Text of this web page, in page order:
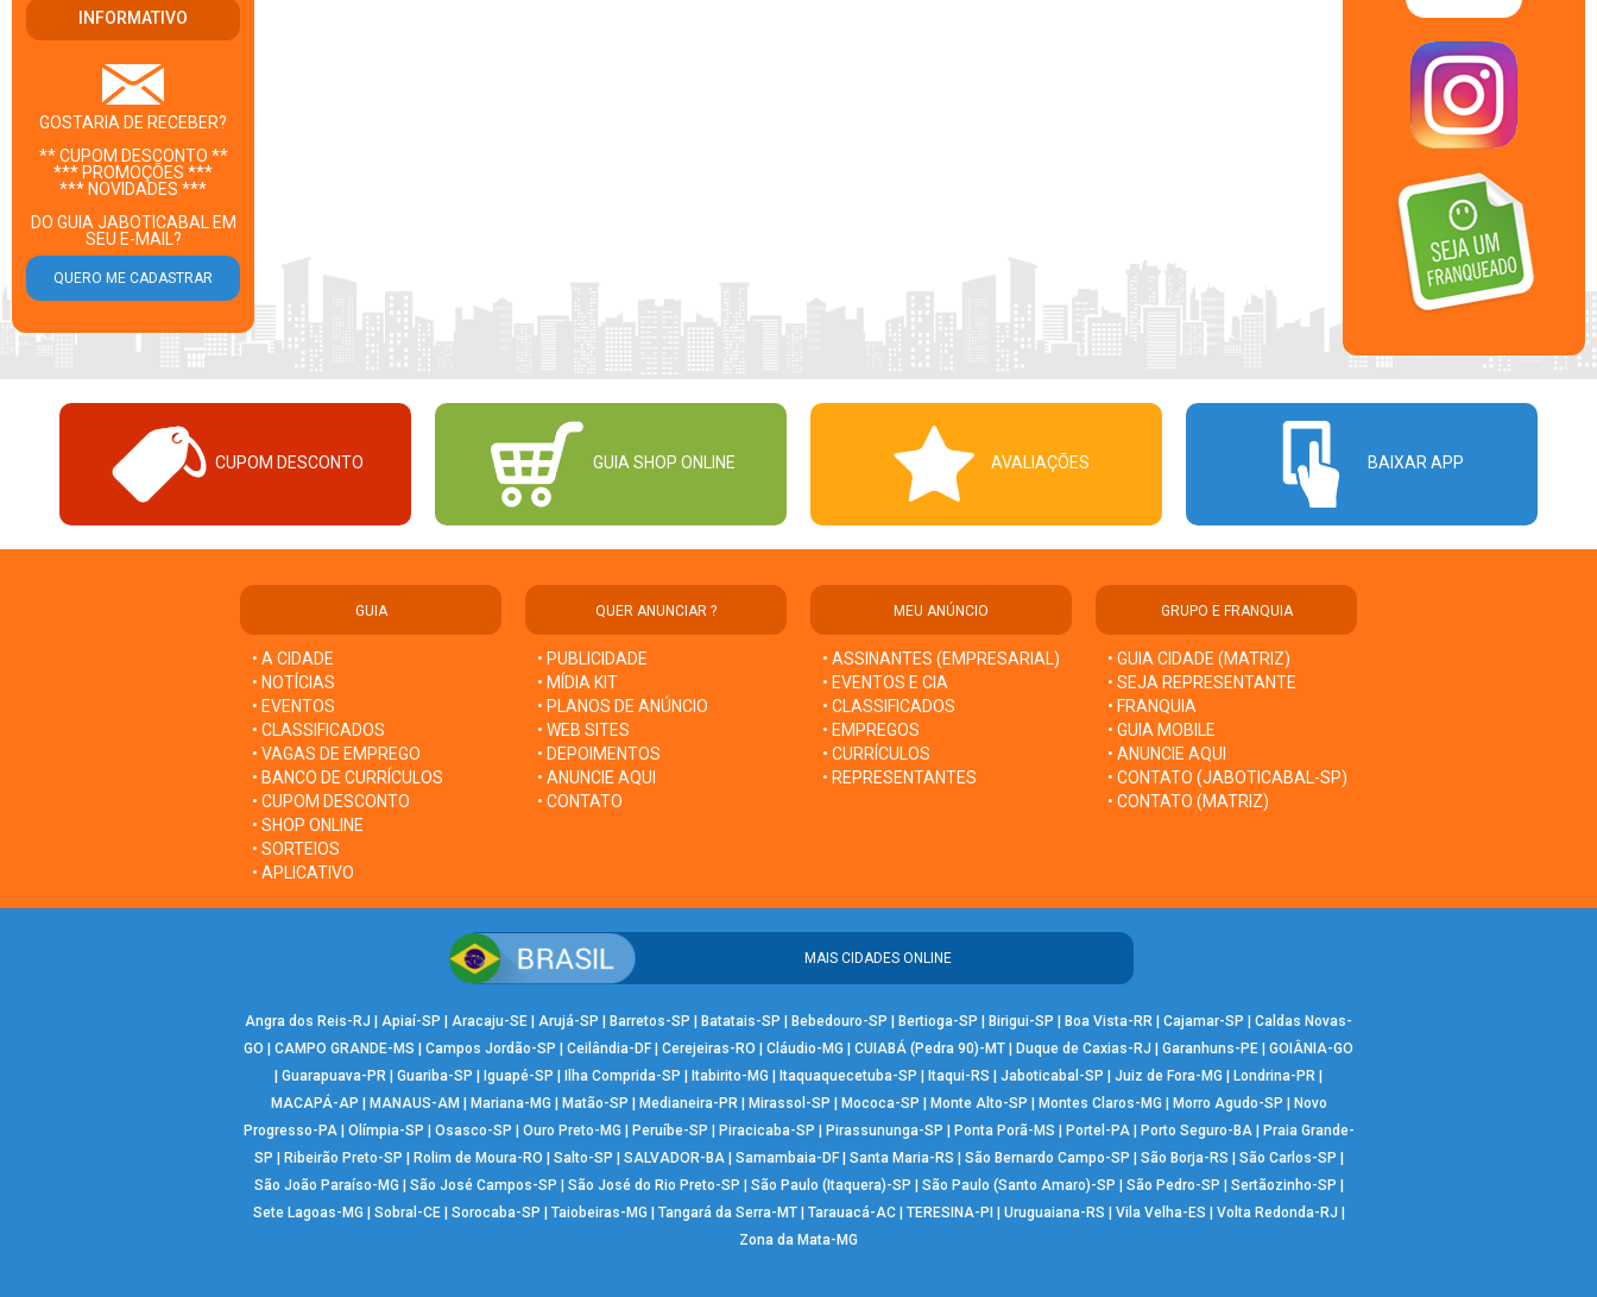
INFORMATIVO
GOSTARIA DE RECEBER?
** CUPOM DESCONTO **
*** PROMOÇÕES ***
*** NOVIDADES ***
DO GUIA JABOTICABAL EM
SEU E-MAIL?
CUPOM DESCONTO GUIA SHOP ONLINE AVALIAÇÕES BAIXAR APP
GUIA
• A CIDADE
• NOTÍCIAS
• EVENTOS
• CLASSIFICADOS
• VAGAS DE EMPREGO
• BANCO DE CURRÍCULOS
• CUPOM DESCONTO
• SHOP ONLINE
• SORTEIOS
• APLICATIVO
QUER ANUNCIAR ?
• PUBLICIDADE
• MÍDIA KIT
• PLANOS DE ANÚNCIO
• WEB SITES
• DEPOIMENTOS
• ANUNCIE AQUI
• CONTATO
MEU ANÚNCIO
• ASSINANTES (EMPRESARIAL)
• EVENTOS E CIA
• CLASSIFICADOS
• EMPREGOS
• CURRÍCULOS
• REPRESENTANTES
GRUPO E FRANQUIA
• GUIA CIDADE (MATRIZ)
• SEJA REPRESENTANTE
• FRANQUIA
• GUIA MOBILE
• ANUNCIE AQUI
• CONTATO (JABOTICABAL-SP)
• CONTATO (MATRIZ)
MAIS CIDADES ONLINE
Angra dos Reis-RJ Apiaí-SP Aracaju-SE Arujá-SP Barretos-SP Batatais-SP Bebedouro-SP Bertioga-SP Birigui-SP Boa Vista-RR Cajamar-SP
Caldas Novas-
GO
CAMPO GRANDE-MS Campos Jordão-SP Ceilândia-DF Cerejeiras-RO Cláudio-MG CUIABÁ (Pedra 90)-MT Duque de Caxias-RJ Garanhuns-PE
GOIÂNIA-GO
Guarapuava-PR Guariba-SP Iguapé-SP Ilha Comprida-SP Itabirito-MG Itaquaquecetuba-SP Itaqui-RS Jaboticabal-SP Juiz de Fora-MG Londrina-PR
MACAPÁ-AP
MANAUS-AM Mariana-MG Matão-SP Medianeira-PR| Mirassol-SP Mococa-SP Monte Alto-SP Montes Claros-MG Morro Agudo-SP
Novo
Progresso-PA| Olímpia-SP Osasco-SP Ouro Preto-MG Peruíbe-SP Piracicaba-SP Pirassununga-SP Ponta Porã-MS Portel-PA| Porto Seguro-BA|
Praia Grande-
SP
Ribeirão Preto-SP Rolim de Moura-RO Salto-SP SALVADOR-BA| Samambaia-DF| Santa Maria-RS São Bernardo Campo-SP São Borja-RS São Carlos-SP
São João Paraíso-MG
São José Campos-SP São José do Rio Preto-SP São Paulo (Itaquera)-SP São Paulo (Santo Amaro)-SP São Pedro-SP Sertãozinho-SP
Sete Lagoas-MG
Sobral-CE| Sorocaba-SP Taiobeiras-MG Tangará da Serra-MT| Tarauacá-AC| TERESINA-PI Uruguaiana-RS Vila Velha-ES Volta Redonda-RJ
Zona da Mata-MG